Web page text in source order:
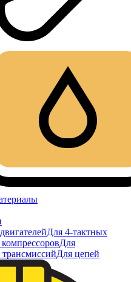
Для 4-тактных
Для
трансмиссийДля цепей